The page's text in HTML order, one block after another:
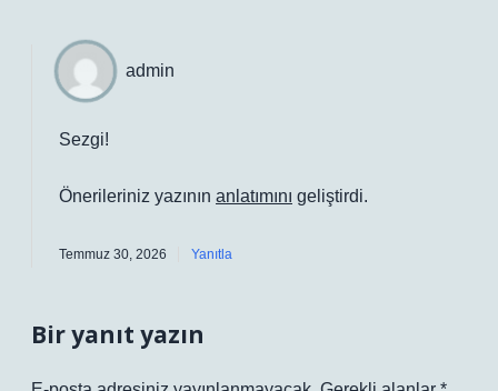
admin
Sezgi!
Önerileriniz yazının anlatımını geliştirdi.
Temmuz 30, 2026 Yanıtla
Bir yanıt yazın